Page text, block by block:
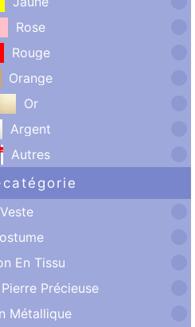
Rose
Rouge
Orange
Or
Argent
Autres
Veste
En Tissu
Précieuse
Métallique